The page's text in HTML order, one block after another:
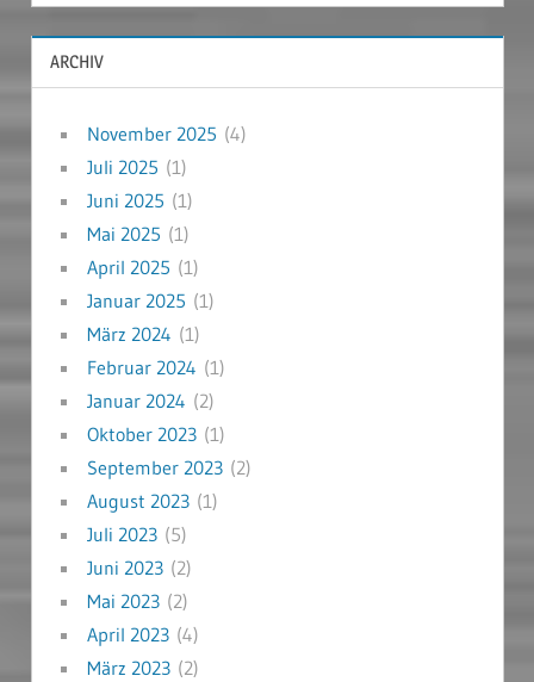
ARCHIV
November 2025 (4)
Juli 2025 (1)
Juni 2025 (1)
Mai 2025 (1)
April 2025 (1)
Januar 2025 (1)
März 2024 (1)
Februar 2024 (1)
Januar 2024 (2)
Oktober 2023(1)
September 2023(2)
August 2023(1)
Juli 2023(5)
Juni 2023(2)
Mai 2023(2)
April 2023(4)
März 2023(2)